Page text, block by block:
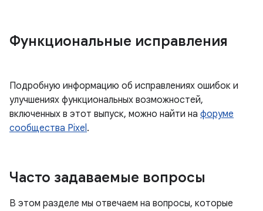
Функциональные исправления
Подробную информацию об исправлениях ошибок и
улучшениях функциональных возможностей,
включенных в этот выпуск, можно найти на форуме
сообщества Pixel.
Часто задаваемые вопросы
В этом разделе мы отвечаем на вопросы, которые